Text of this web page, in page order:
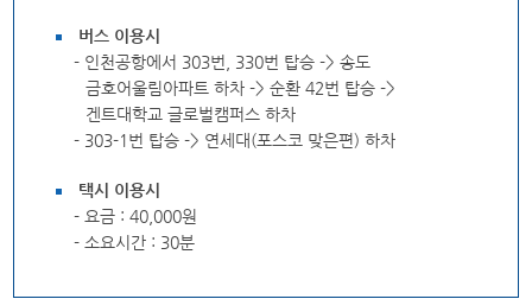
버스 이용시
- 인천공항에서 303번, 330번 탑승 -> 송도
금호어울림아파트 하차 -> 순환 42번 탑승 ->
겐트대학교 글로벌캠퍼스 하차
- 303-1번 탑승 -> 연세대(포스코 맞은편) 하차
택시 이용시
- 요금 : 40,000원
- 소요시간 : 30분